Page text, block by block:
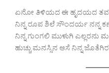
ಏನೋ ತಿಳಿಯದ ಈ ಹೃದಯದ
ನಿನ್ನ ರೂಪ ಶಿಲೆ ಸೌಂದರ್ಯ ನನ್ನ
ನಿನ್ನ ಗುಂಗಲಿ ಮುಳುಗಿ ಎಲ್ಲರನು
ಹುಚ್ಚು ಮನಸ್ಸಿನ ಆಸೆ ನಿನ್ನ